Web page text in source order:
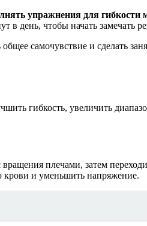
упражнения для гибкости
в день, чтобы начать замечать
самочувствие и сделать
гибкость, увеличить
плечами, затем
и уменьшить напряжение.